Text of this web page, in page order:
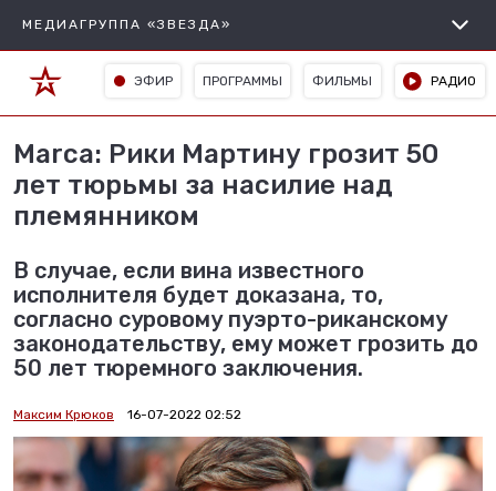
МЕДИАГРУППА «ЗВЕЗДА»
ЭФИР ПРОГРАММЫ ФИЛЬМЫ РАДИО
Marca: Рики Мартину грозит 50
лет тюрьмы за насилие над
племянником
В случае, если вина известного
исполнителя будет доказана, то,
согласно суровому пуэрто-риканскому
законодательству, ему может грозить до
50 лет тюремного заключения.
Максим Крюков 16-07-2022 02:52